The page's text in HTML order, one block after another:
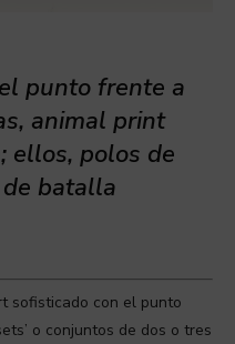
punto frente a
animal print
ellos, polos de
batalla
sofisticado con el punto
o conjuntos de dos o tres